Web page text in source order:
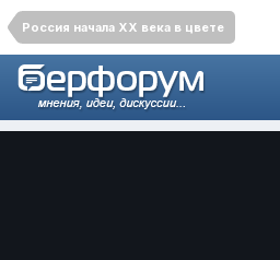
Россия начала ХХ века в цвете